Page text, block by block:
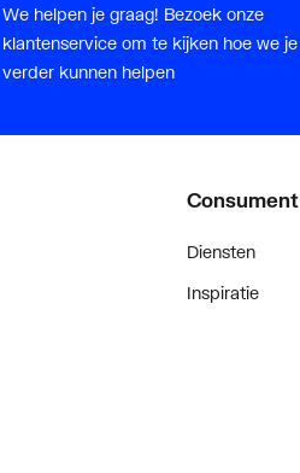
We helpen je graag! Bezoek onze
klantenservice om te kijken hoe we je
verder kunnen helpen
Consument
Diensten
Inspiratie